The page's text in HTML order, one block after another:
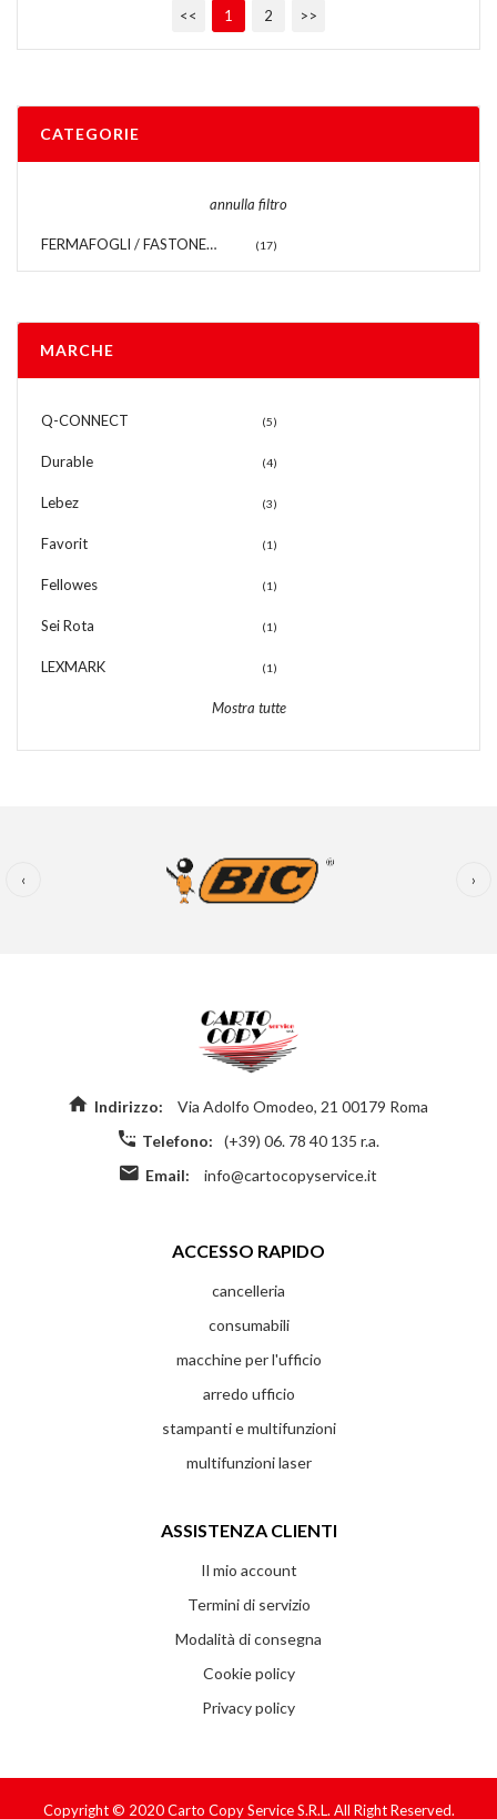
<< 1 2 >>
CATEGORIE
annulla filtro
FERMAFOGLI / FASTONERS (17)
MARCHE
Q-CONNECT (5)
Durable (4)
Lebez (3)
Favorit (1)
Fellowes (1)
Sei Rota (1)
LEXMARK (1)
Mostra tutte
‹ ›
Indirizzo:
Via Adolfo Omodeo, 21 00179 Roma
Telefono:
(+39) 06. 78 40 135 r.a.
Email:
info@cartocopyservice.it
ACCESSO RAPIDO
cancelleria
consumabili
macchine per l'ufficio
arredo ufficio
stampanti e multifunzioni
multifunzioni laser
ASSISTENZA CLIENTI
Il mio account
Termini di servizio
Modalità di consegna
Cookie policy
Privacy policy
Copyright © 2020Carto Copy Service S.r.l. All Right Reserved.